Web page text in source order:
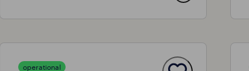
operational